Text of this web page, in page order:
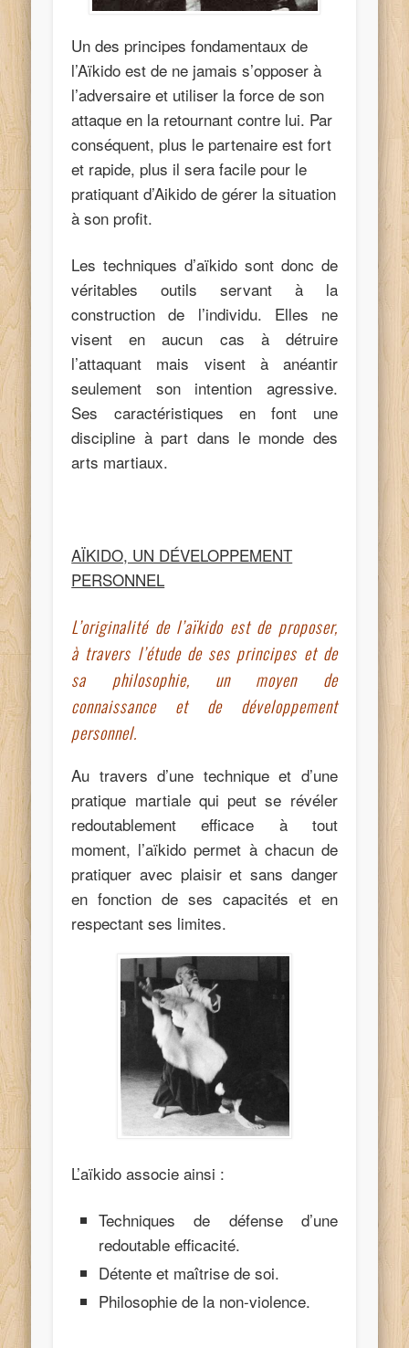
Un des principes fondamentaux de
l’Aïkido est de ne jamais s’opposer à
l’adversaire et utiliser la force de son
attaque en la retournant contre lui. Par
conséquent, plus le partenaire est fort
et rapide, plus il sera facile pour le
pratiquant d’Aikido de gérer la situation
à son profit.
Les techniques d’aïkido sont donc de
véritables outils servant à la
construction de l’individu. Elles ne
visent en aucun cas à détruire
l’attaquant mais visent à anéantir
seulement son intention agressive.
Ses caractéristiques en font une
discipline à part dans le monde des
arts martiaux.
AÏKIDO, UN DÉVELOPPEMENT
PERSONNEL
L’originalité de l’aïkido est de proposer,
à travers l’étude de ses principes et de
sa philosophie, un moyen de
connaissance et de développement
personnel.
Au travers d’une technique et d’une
pratique martiale qui peut se révéler
redoutablement efficace à tout
moment, l’aïkido permet à chacun de
pratiquer avec plaisir et sans danger
en fonction de ses capacités et en
respectant ses limites.
L’aïkido associe ainsi :
Techniques de défense d’une
redoutable efficacité.
Détente et maîtrise de soi.
Philosophie de la non-violence.